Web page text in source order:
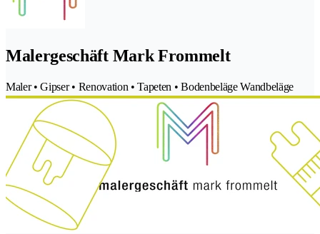
Malergeschäft Mark Frommelt
Maler • Gipser • Renovation • Tapeten • Bodenbeläge Wandbeläge